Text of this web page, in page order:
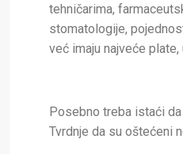
tehničarima,
stomatologije,
već imaju najveće
Posebno treba istaći
Tvrdnje da su oštećeni